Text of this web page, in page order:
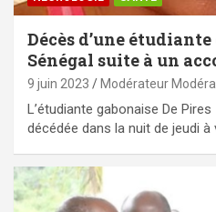
Décès d’une
Sénégal suite à un
9 juin 2023 Modérateur
L’étudiante gabonaise De
décédée dans la nuit de jeudi à